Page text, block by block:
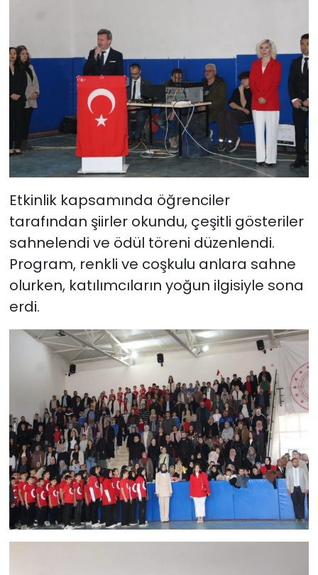
Etkinlik kapsamında öğrenciler
tarafından şiirler okundu, çeşitli gösteriler
sahnelendi ve ödül töreni düzenlendi.
Program, renkli ve coşkulu anlara sahne
olurken, katılımcıların yoğun ilgisiyle sona
erdi.